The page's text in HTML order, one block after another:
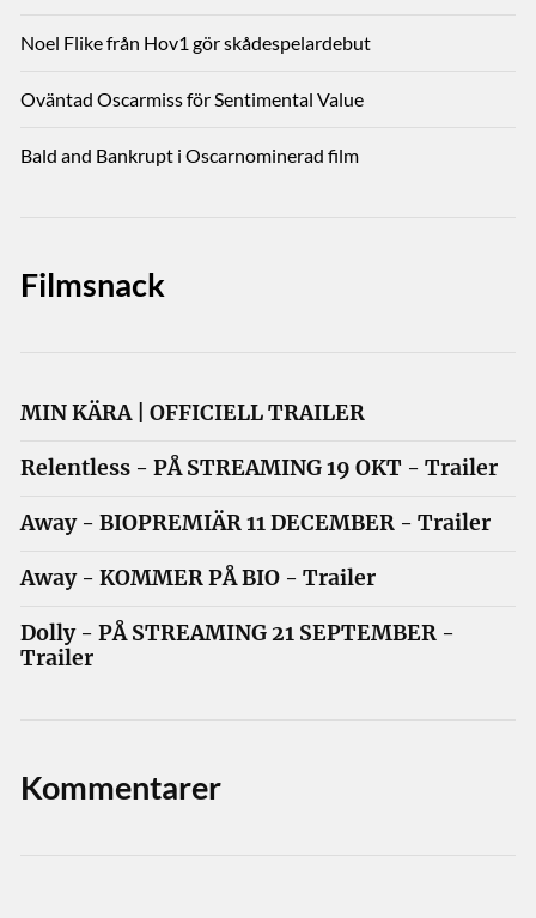
Noel Flike från Hov1 gör skådespelardebut
Oväntad Oscarmiss för Sentimental Value
Bald and Bankrupt i Oscarnominerad film
Filmsnack
MIN KÄRA | OFFICIELL TRAILER
Relentless - PÅ STREAMING 19 OKT - Trailer
Away - BIOPREMIÄR 11 DECEMBER - Trailer
Away - KOMMER PÅ BIO - Trailer
Dolly - PÅ STREAMING 21 SEPTEMBER -
Trailer
Kommentarer